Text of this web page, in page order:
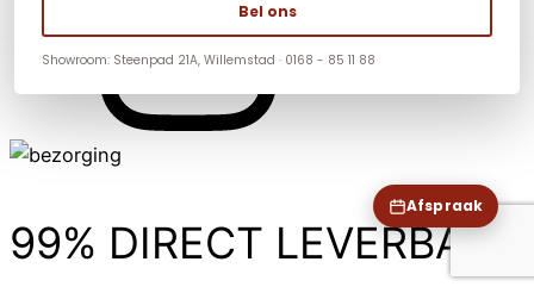
99% DIRECT LEVERBAAR
Afspraak
Bel ons
Showroom: Steenpad 21A, Willemstad · 0168 - 85 11 88